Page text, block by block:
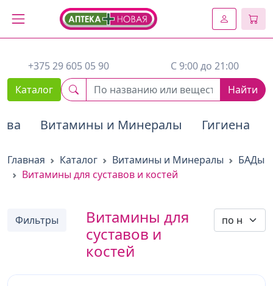
2. Вставьте этот код сразу же после открывающего тега :
+375 29 605 05 90
C 9:00 до 21:00
Каталог
Найти
Витамины и Минералы Гигиена
Главная Каталог Витамины и Минералы
БАДы
Витамины для суставов и костей
Фильтры
Витамины для
суставов и
костей